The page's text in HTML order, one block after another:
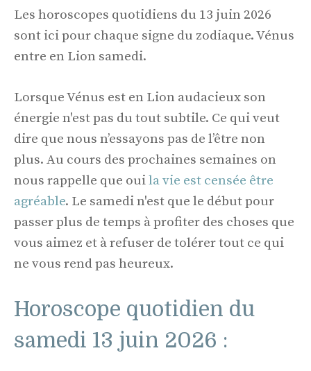
Les horoscopes quotidiens du 13 juin 2026
sont ici pour chaque signe du zodiaque. Vénus
entre en Lion samedi.
Lorsque Vénus est en Lion audacieux son
énergie n'est pas du tout subtile. Ce qui veut
dire que nous n’essayons pas de l’être non
plus. Au cours des prochaines semaines on
nous rappelle que ouila vie est censée être
agréable. Le samedi n'est que le début pour
passer plus de temps à profiter des choses que
vous aimez et à refuser de tolérer tout ce qui
ne vous rend pas heureux.
Horoscope quotidien du
samedi 13 juin 2026 :